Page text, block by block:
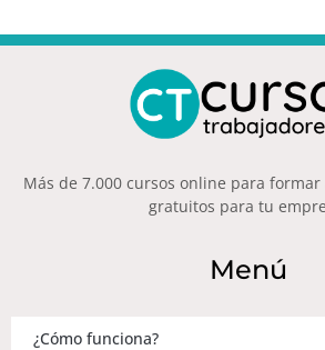
Más de 7.000 cursos online para
gratuitos para tu
Menú
¿Cómo funciona?